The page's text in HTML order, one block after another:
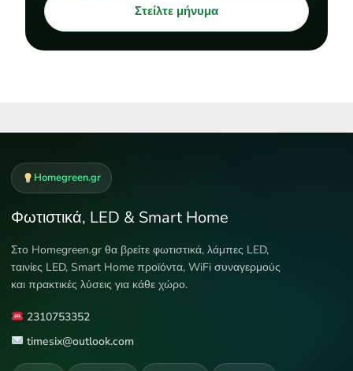
Στείλτε μήνυμα
Homegreen.gr
Φωτιστικά, LED & Smart Home
Στο Homegreen.gr θα βρείτε φωτιστικά, λάμπες LED,
ταινίες LED, Smart Home προϊόντα, WiFi συναγερμούς
και πρακτικές λύσεις για κάθε χώρο.
2310753352
timesix@outlook.com